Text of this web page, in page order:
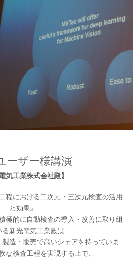
ーザー様講演
気工業株式会社殿】
程における二次元・三次元検査の活用
と効果』
極的に自動検査の導入・改善に取り組
る新光電気工業殿は
造・販売で高いシェアを持っていま
な検査工程を実現する上で、